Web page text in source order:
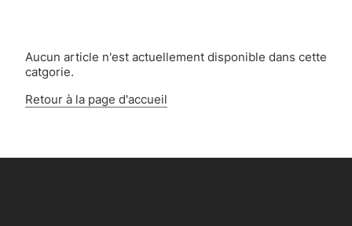
Aucun article n'est actuellement disponible dans cette
catgorie.
Retour à la page d'accueil